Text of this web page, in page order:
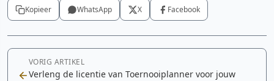
Kopieer WhatsApp X Facebook
VORIG ARTIKEL
Verleng de licentie van Toernooiplanner voor jouw